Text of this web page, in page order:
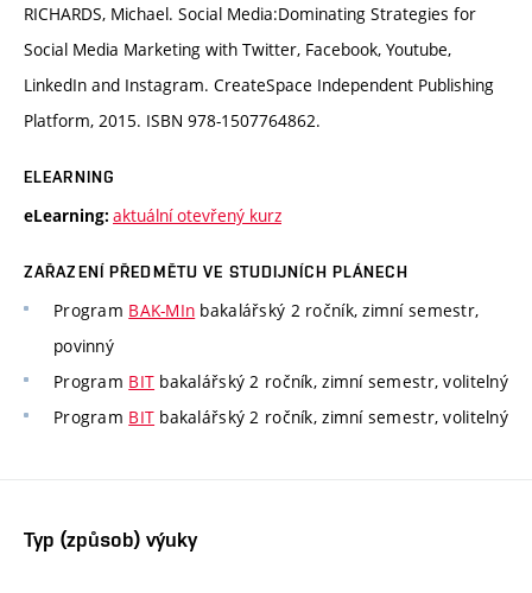
RICHARDS, Michael. Social Media:Dominating Strategies for
Social Media Marketing with Twitter, Facebook, Youtube,
LinkedIn and Instagram. CreateSpace Independent Publishing
Platform, 2015. ISBN 978-1507764862.
ELEARNING
eLearning: aktuální otevřený kurz
ZAŘAZENÍ PŘEDMĚTU VE STUDIJNÍCH PLÁNECH
Program BAK-MIn bakalářský 2 ročník, zimní semestr,
povinný
Program BIT bakalářský 2 ročník, zimní semestr, volitelný
Program BIT bakalářský 2 ročník, zimní semestr, volitelný
Typ (způsob) výuky